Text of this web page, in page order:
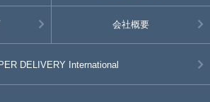
会社概要
DELIVERY International